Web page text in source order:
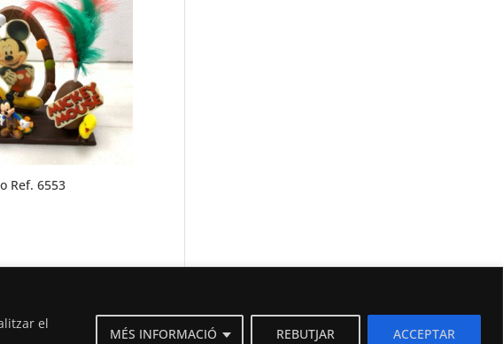
el
MÉS INFORMACIÓ REBUTJAR ACCEPTAR
Ref. 6553